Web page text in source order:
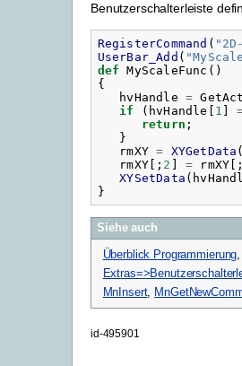
Benutzerschalterleiste
RegisterCommand ( "
UserBar_Add ( "
def
MyScaleFunc ()
{
hvHandle
=
if
( hvHandle 1
return ;
}
rmXY = XYGetData (
rmXY [; 2 = rmXY [;
XYSetData (
}
Siehe auch
Überblick Programmierung
MnInsert,
id-495901